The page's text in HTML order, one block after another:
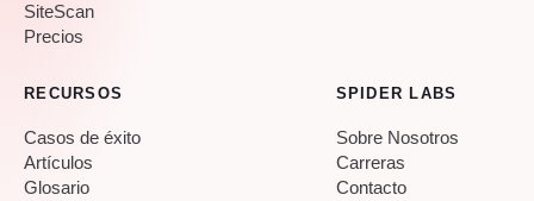
SiteScan
Precios
RECURSOS
Casos de éxito
Artículos
Glosario
SPIDER LABS
Sobre Nosotros
Carreras
Contacto